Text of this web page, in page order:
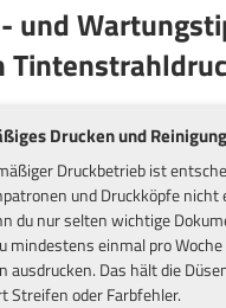
und
Drucken und Reinigung
Druckbetrieb ist
und Druckköpfe nicht
du nur selten wichtige
mindestens einmal pro
ausdrucken. Das hält die
Streifen oder Farbfehler.